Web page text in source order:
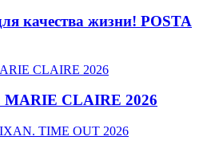
качества жизни! POSTA
MARIE CLAIRE 2026